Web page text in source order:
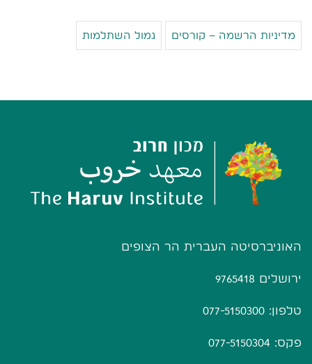
מדיניות הרשמה – קורסים גמול השתלמות
האוניברסיטה העברית הר הצופים
ירושלים 9765418
טלפון: 077-5150300
פקס: 077-5150304